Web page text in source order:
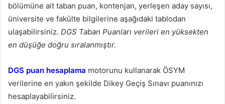
bölümüne ait taban puan, kontenjan, yerleşen aday sayısı,
üniversite ve fakülte bilgilerine aşağıdaki tablodan
ulaşabilirsiniz. DGS Taban Puanları verileri en yüksekten
en düşüğe doğru sıralanmıştır.
DGS puan hesaplama motorunu kullanarak ÖSYM
verilerine en yakın şekilde Dikey Geçiş Sınavı puanınızı
hesaplayabilirsiniz.